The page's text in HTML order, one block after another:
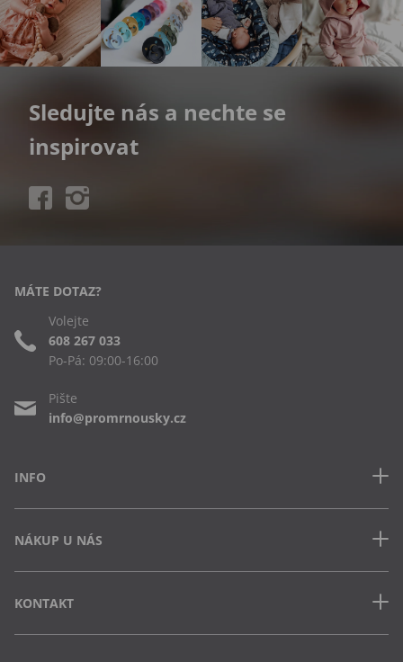
Sledujte nás a nechte se
inspirovat
INFO
Často kladené dotazy
Obchodní podmínky
Ochrana osobních údajů
NÁKUP U NÁS
Jak uplatnit slevový kód
Vrácení zboží a výměna
KONTAKT
MÁTE DOTAZ?
Volejte
608 267 033
Po-Pá: 09:00-16:00
Pište
info@promrnousky.cz